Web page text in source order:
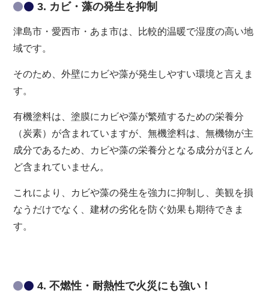
3. カビ・藻の発生を抑制
津島市・愛西市・あま市は、比較的温暖で湿度の高い地
域です。
そのため、外壁にカビや藻が発生しやすい環境と言えま
す。
有機塗料は、塗膜にカビや藻が繁殖するための栄養分
（炭素）が含まれていますが、無機塗料は、無機物が主
成分であるため、カビや藻の栄養分となる成分がほとん
ど含まれていません。
これにより、カビや藻の発生を強力に抑制し、美観を損
なうだけでなく、建材の劣化を防ぐ効果も期待できま
す。
4. 不燃性・耐熱性で火災にも強い！